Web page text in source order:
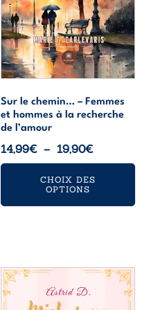
Sur le chemin… – Femmes
et hommes à la recherche
de l’amour
14,99€ – 19,90€Plage
de
prix :
CHOIX DES
OPTIONS
peuvent
être
choisies
sur
page
du
Ce
produit